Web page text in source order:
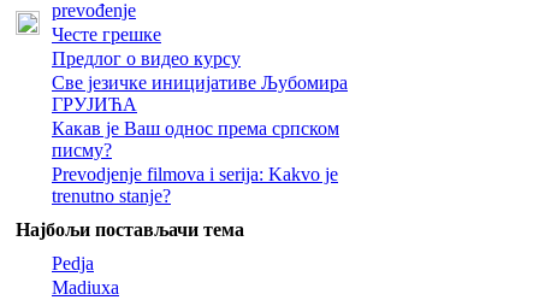
prevođenje
Честе грешке
Предлог о видео курсу
Све језичке иницијативе Љубомира
ГРУЈИЋА
Какав је Ваш однос према српском
писму?
Prevodjenje filmova i serija: Kakvo je
trenutno stanje?
Најбољи постављачи тема
Pedja
Madiuxa